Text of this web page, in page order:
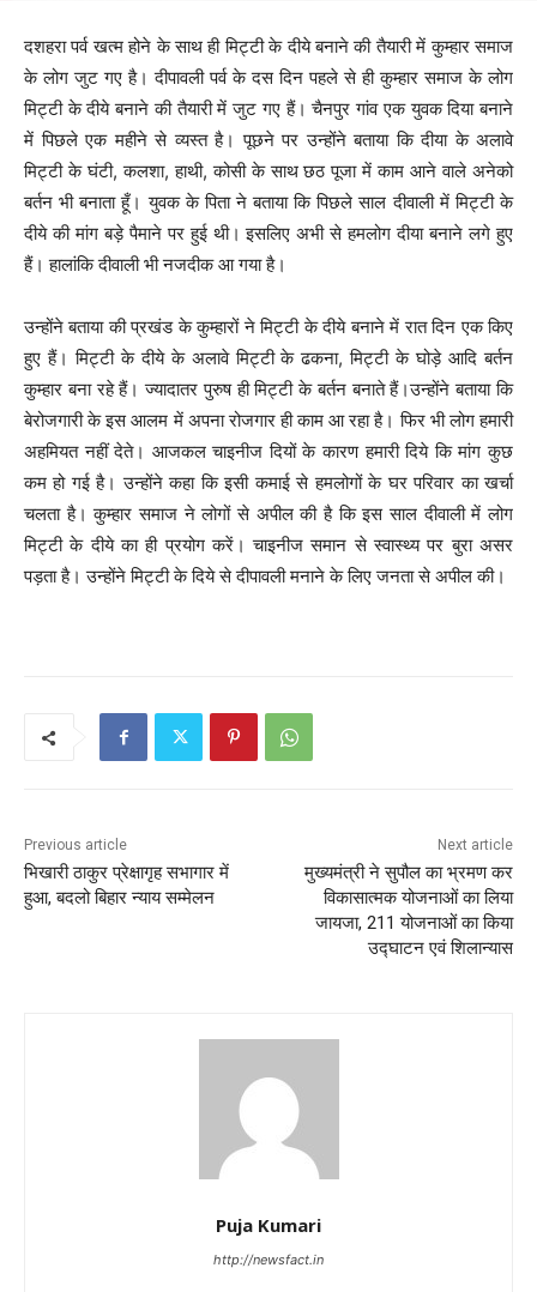
दशहरा पर्व खत्म होने के साथ ही मिट्टी के दीये बनाने की तैयारी में कुम्हार समाज
के लोग जुट गए है। दीपावली पर्व के दस दिन पहले से ही कुम्हार समाज के लोग
मिट्टी के दीये बनाने की तैयारी में जुट गए हैं। चैनपुर गांव एक युवक दिया बनाने
में पिछले एक महीने से व्यस्त है। पूछने पर उन्होंने बताया कि दीया के अलावे
मिट्टी के घंटी, कलशा, हाथी, कोसी के साथ छठ पूजा में काम आने वाले अनेको
बर्तन भी बनाता हूँ। युवक के पिता ने बताया कि पिछले साल दीवाली में मिट्टी के
दीये की मांग बड़े पैमाने पर हुई थी। इसलिए अभी से हमलोग दीया बनाने लगे हुए
हैं। हालांकि दीवाली भी नजदीक आ गया है।
उन्होंने बताया की प्रखंड के कुम्हारों ने मिट्टी के दीये बनाने में रात दिन एक किए
हुए हैं। मिट्टी के दीये के अलावे मिट्टी के ढकना, मिट्टी के घोड़े आदि बर्तन
कुम्हार बना रहे हैं। ज्यादातर पुरुष ही मिट्टी के बर्तन बनाते हैं।उन्होंने बताया कि
बेरोजगारी के इस आलम में अपना रोजगार ही काम आ रहा है। फिर भी लोग हमारी
अहमियत नहीं देते। आजकल चाइनीज दियों के कारण हमारी दिये कि मांग कुछ
कम हो गई है। उन्होंने कहा कि इसी कमाई से हमलोगों के घर परिवार का खर्चा
चलता है। कुम्हार समाज ने लोगों से अपील की है कि इस साल दीवाली में लोग
मिट्टी के दीये का ही प्रयोग करें। चाइनीज समान से स्वास्थ्य पर बुरा असर
पड़ता है। उन्होंने मिट्टी के दिये से दीपावली मनाने के लिए जनता से अपील की।
Previous article
भिखारी ठाकुर प्रेक्षागृह सभागार में
हुआ, बदलो बिहार न्याय सम्मेलन
Next article
मुख्यमंत्री ने सुपौल का भ्रमण कर
विकासात्मक योजनाओं का लिया
जायजा, 211 योजनाओं का किया
उद्घाटन एवं शिलान्यास
Puja Kumari
http://newsfact.in